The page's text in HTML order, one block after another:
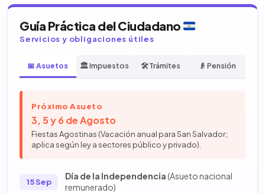
Guía Práctica del Ciudadano
Servicios y obligaciones útiles
📅 Asuetos 🏛️ Impuestos 🛠️ Trámites 👴 Pensión
Próximo Asueto
3, 5 y 6 de Agosto
Fiestas Agostinas (Vacación anual para San Salvador;
aplica según ley a sectores público y privado).
15 Sep
Día de la Independencia(Asueto nacional
remunerado)